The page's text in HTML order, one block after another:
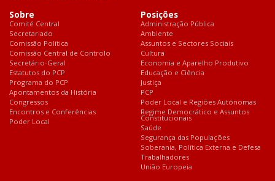
Sobre
Comité Central
Secretariado
Comissão Política
Comissão Central de Controlo
Secretário-Geral
Estatutos do PCP
Programa do PCP
Apontamentos da História
Congressos
Encontros e Conferências
Poder Local
Posições
Administração Pública
Ambiente
Assuntos e Sectores Sociais
Cultura
Economia e Aparelho Produtivo
Educação e Ciência
Justiça
PCP
Poder Local e Regiões Autónomas
Regime Democrático e Assuntos
Constitucionais
Saúde
Segurança das Populações
Soberania, Política Externa e Defesa
Trabalhadores
União Europeia